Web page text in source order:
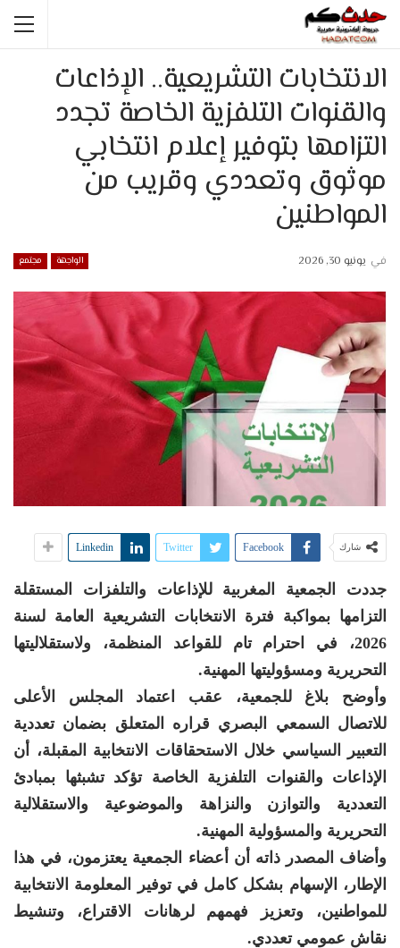
الانتخابات التشريعية.. الإذاعات
والقنوات التلفزية الخاصة تجدد
التزامها بتوفير إعلام انتخابي
موثوق وتعددي وقريب من
المواطنين
الواجهة مجتمع في يونيو 30, 2026
شارك Facebook
Twitter
Linkedin
جددت الجمعية المغربية للإذاعات والتلفزات المستقلة
التزامها بمواكبة فترة الانتخابات التشريعية العامة لسنة
2026، في احترام تام للقواعد المنظمة، ولاستقلاليتها
التحريرية ومسؤوليتها المهنية.
وأوضح بلاغ للجمعية، عقب اعتماد المجلس الأعلى
للاتصال السمعي البصري قراره المتعلق بضمان تعددية
التعبير السياسي خلال الاستحقاقات الانتخابية المقبلة، أن
الإذاعات والقنوات التلفزية الخاصة تؤكد تشبثها بمبادئ
التعددية والتوازن والنزاهة والموضوعية والاستقلالية
التحريرية والمسؤولية المهنية.
وأضاف المصدر ذاته أن أعضاء الجمعية يعتزمون، في هذا
الإطار، الإسهام بشكل كامل في توفير المعلومة الانتخابية
للمواطنين، وتعزيز فهمهم لرهانات الاقتراع، وتنشيط
نقاش عمومي تعددي.